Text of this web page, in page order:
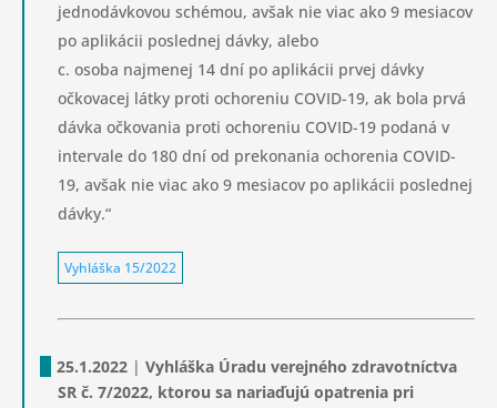
jednodávkovou schémou, avšak nie viac ako 9 mesiacov
po aplikácii poslednej dávky, alebo
osoba najmenej 14 dní po aplikácii prvej dávky
očkovacej látky proti ochoreniu COVID-19, ak bola prvá
dávka očkovania proti ochoreniu COVID-19 podaná v
intervale do 180 dní od prekonania ochorenia COVID-
19, avšak nie viac ako 9 mesiacov po aplikácii poslednej
dávky.“
Vyhláška 15/2022
25.1.2022 | Vyhláška Úradu verejného zdravotníctva
SR č. 7/2022, ktorou sa nariaďujú opatrenia pri